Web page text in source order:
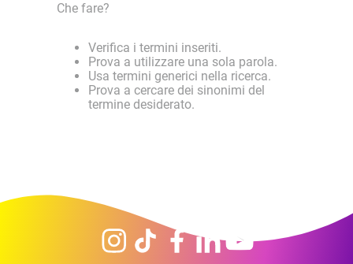
Che fare?
Verifica i termini inseriti.
Prova a utilizzare una sola parola.
Usa termini generici nella ricerca.
Prova a cercare dei sinonimi del
termine desiderato.